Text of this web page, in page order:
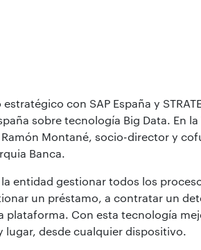
con SAP España y
sobre tecnología Big Data. En
Montané, socio-director y
Banca.
entidad gestionar todos los
un préstamo, a contratar un
plataforma. Con esta tecnología
desde cualquier dispositivo.